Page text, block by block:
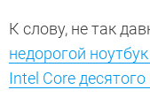
К слову, не так
недорогой
Intel Core